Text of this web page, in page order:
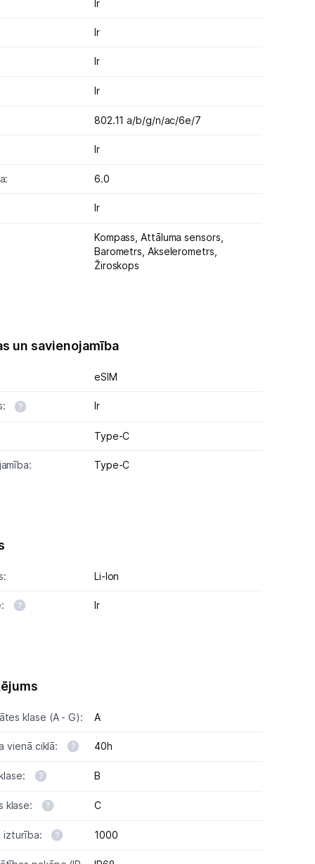
Ir
Ir
Ir
Ir
802.11 a/b/g/n/ac/6e/7
Ir
6.0
Ir
Kompass,Attāluma sensors,
Barometrs, Akselerometrs,
Žiroskops
un savienojamība
eSIM
Ir
Type-C
Type-C
Li-lon
Ir
klase (A - G): A
vienā ciklā: 40h
B
klase: C
izturība: 1000